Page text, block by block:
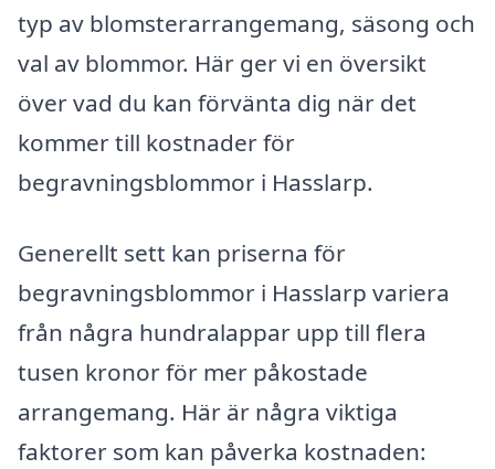
typ av blomsterarrangemang, säsong och
val av blommor. Här ger vi en översikt
över vad du kan förvänta dig när det
kommer till kostnader för
begravningsblommor i Hasslarp.
Generellt sett kan priserna för
begravningsblommor i Hasslarp variera
från några hundralappar upp till flera
tusen kronor för mer påkostade
arrangemang. Här är några viktiga
faktorer som kan påverka kostnaden: